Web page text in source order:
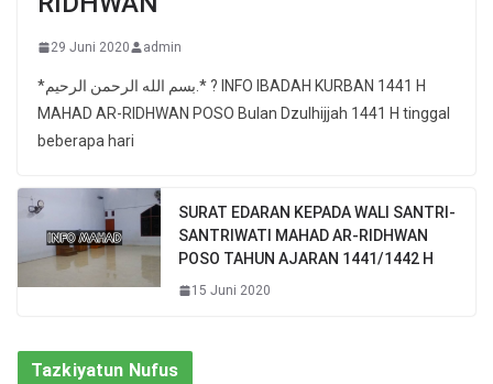
29 Juni 2020 admin
*بسم الله الرحمن الرحيم.* ? INFO IBADAH KURBAN 1441 H
MAHAD AR-RIDHWAN POSO Bulan Dzulhijjah 1441 H tinggal
beberapa hari
SURAT EDARAN KEPADA WALI SANTRI-
SANTRIWATI MAHAD AR-RIDHWAN
POSO TAHUN AJARAN 1441/1442 H
15 Juni 2020
Tazkiyatun Nufus